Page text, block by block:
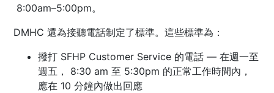
8:00am–5:00pm。
DMHC 還為接聽電話制定了標準。這些標準為：
撥打 SFHP Customer Service 的電話 — 在週一至
週五， 8:30 am 至 5:30pm 的正常工作時間內，
應在 10 分鐘內做出回應